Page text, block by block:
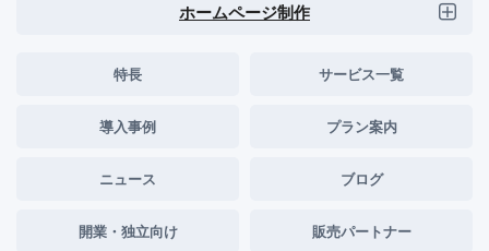
ホームページ制作
特長 サービス一覧
導入事例 プラン案内
ニュース ブログ
開業・独立向け 販売パートナー